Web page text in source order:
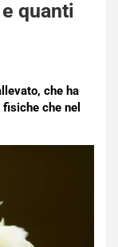
quanti
che ha
che nel